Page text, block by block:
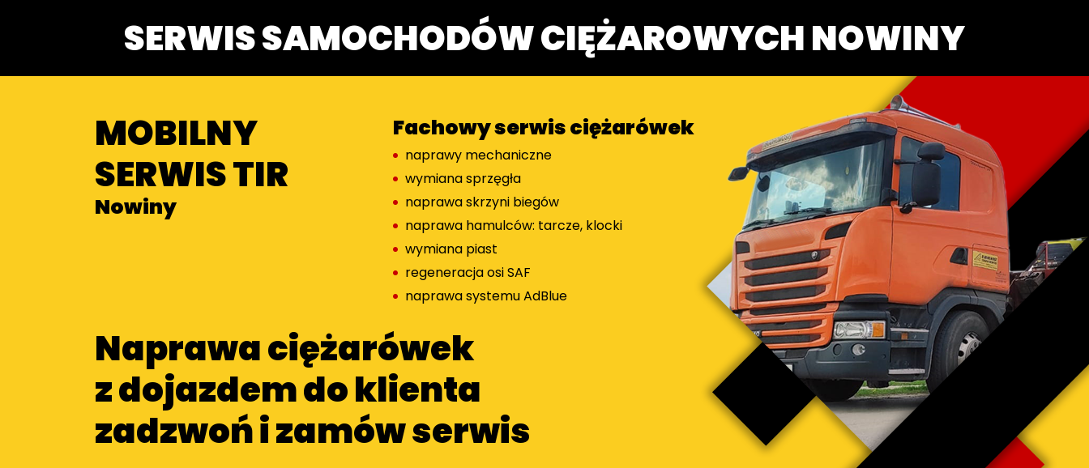
SERWIS SAMOCHODÓW CIĘŻAROWYCH NOWINY
MOBILNY
SERWIS TIR
Nowiny
Fachowy serwis ciężarówek
naprawy mechaniczne
wymiana sprzęgła
naprawa skrzyni biegów
naprawa hamulców: tarcze, klocki
wymiana piast
regeneracja osi SAF
naprawa systemu AdBlue
Naprawa ciężarówek
z dojazdem do klienta
zadzwoń i zamów serwis